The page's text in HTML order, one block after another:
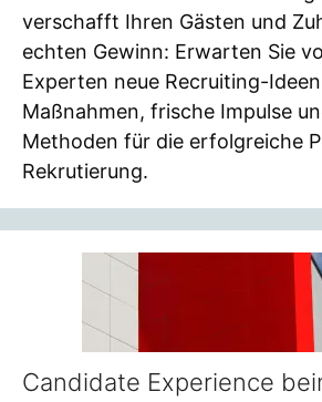
verschafft Ihren Gästen und
echten Gewinn: Erwarten Sie
Experten neue Recruiting-
Maßnahmen, frische Impulse
Methoden für die erfolgreiche
Rekrutierung.
Candidate Experience